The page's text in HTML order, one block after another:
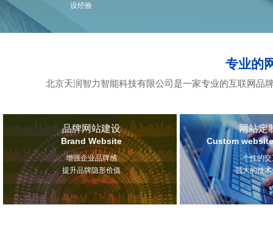
设经验
专业的
北京天润智力智能科技有限公司是一家专业的互联网品
品牌网站建设
Brand Website
增强企业品牌感
提升品牌隐形价值
网站定
Custom
个性的
强大的技